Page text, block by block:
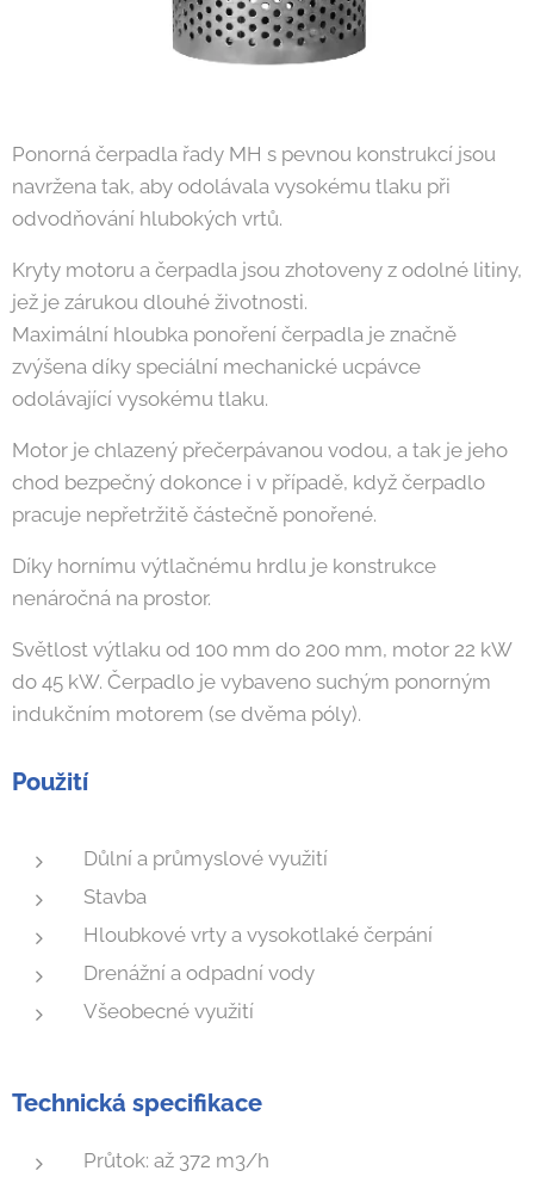
Ponorná čerpadla řady MH s pevnou konstrukcí jsou
navržena tak, aby odolávala vysokému tlaku při
odvodňování hlubokých vrtů.
Kryty motoru a čerpadla jsou zhotoveny z odolné litiny,
jež je zárukou dlouhé životnosti.
Maximální hloubka ponoření čerpadla je značně
zvýšena díky speciální mechanické ucpávce
odolávající vysokému tlaku.
Motor je chlazený přečerpávanou vodou, a tak je jeho
chod bezpečný dokonce i v případě, když čerpadlo
pracuje nepřetržitě částečně ponořené.
Díky hornímu výtlačnému hrdlu je konstrukce
nenáročná na prostor.
Světlost výtlaku od 100 mm do 200 mm, motor 22 kW
do 45 kW. Čerpadlo je vybaveno suchým ponorným
indukčním motorem (se dvěma póly).
Použití
Důlní a průmyslové využití
Stavba
Hloubkové vrty a vysokotlaké čerpání
Drenážní a odpadní vody
Všeobecné využití
Technická specifikace
Průtok: až 372 m3/h